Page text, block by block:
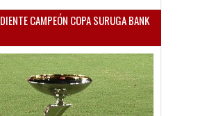
CAMPEÓN COPA SURUGA BANK